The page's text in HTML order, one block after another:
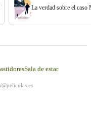
La verdad sobre el caso
Sala de estar